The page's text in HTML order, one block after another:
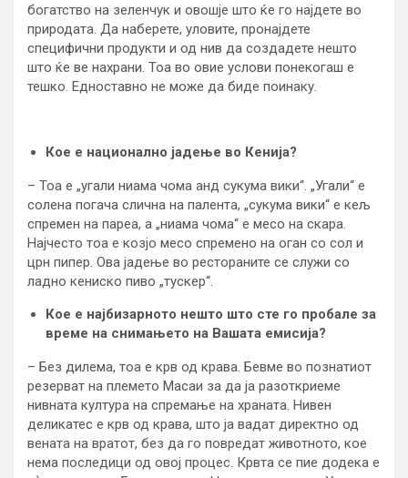
богатство на зеленчук и овошје што ќе го најдете во
природата. Да наберете, уловите, пронајдете
специфични продукти и од нив да создадете нешто
што ќе ве нахрани. Тоа во овие услови понекогаш е
тешко. Едноставно не може да биде поинаку.
Кое е национално јадење во Кенија?
– Тоа е „угали ниама чома анд сукума вики“. „Угали“ е
солена погача слична на палента, „сукума вики“ е кељ
спремен на пареа, а „ниама чома“ е месо на скара.
Најчесто тоа е козјо месо спремено на оган со сол и
црн пипер. Ова јадење во рестораните се служи со
ладно кениско пиво „тускер“.
Кое е најбизарното нешто што сте го пробале за
време на снимањето на Вашата емисија?
– Без дилема, тоа е крв од крава. Бевме во познатиот
резерват на племето Масаи за да ја разоткриеме
нивната култура на спремање на храната. Нивен
деликатес е крв од крава, што ја вадат директно од
вената на вратот, без да го повредат животното, кое
нема последици од овој процес. Крвта се пие додека е